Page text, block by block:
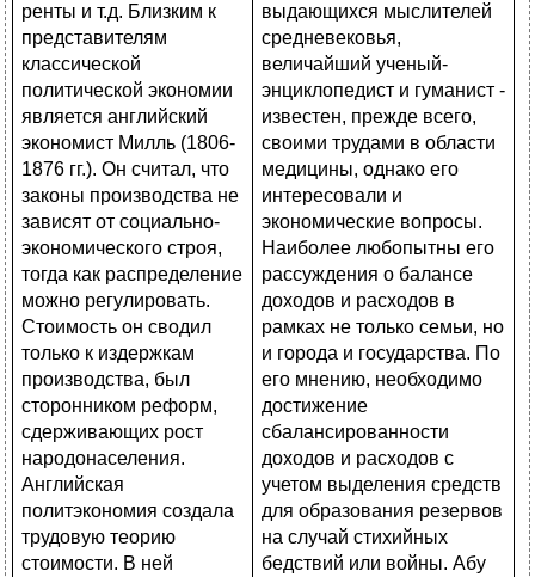
выдающихся мыслителей
средневековья,
величайший ученый-
энциклопедист и гуманист -
известен, прежде всего,
своими трудами в области
медицины, однако его
интересовали и
экономические вопросы.
Наиболее любопытны его
рассуждения о балансе
доходов и расходов в
рамках не только семьи, но
и города и государства. По
его мнению, необходимо
достижение
сбалансированности
доходов и расходов с
учетом выделения средств
для образования резервов
на случай стихийных
бедствий или войны. Абу